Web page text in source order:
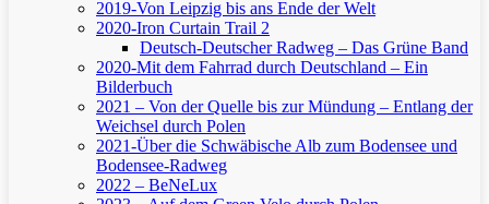
2019-Von Leipzig bis ans Ende der Welt
2020-Iron Curtain Trail 2
Deutsch-Deutscher Radweg – Das Grüne Band
2020-Mit dem Fahrrad durch Deutschland – Ein
Bilderbuch
2021 – Von der Quelle bis zur Mündung – Entlang der
Weichsel durch Polen
2021-Über die Schwäbische Alb zum Bodensee und
Bodensee-Radweg
2022 – BeNeLux